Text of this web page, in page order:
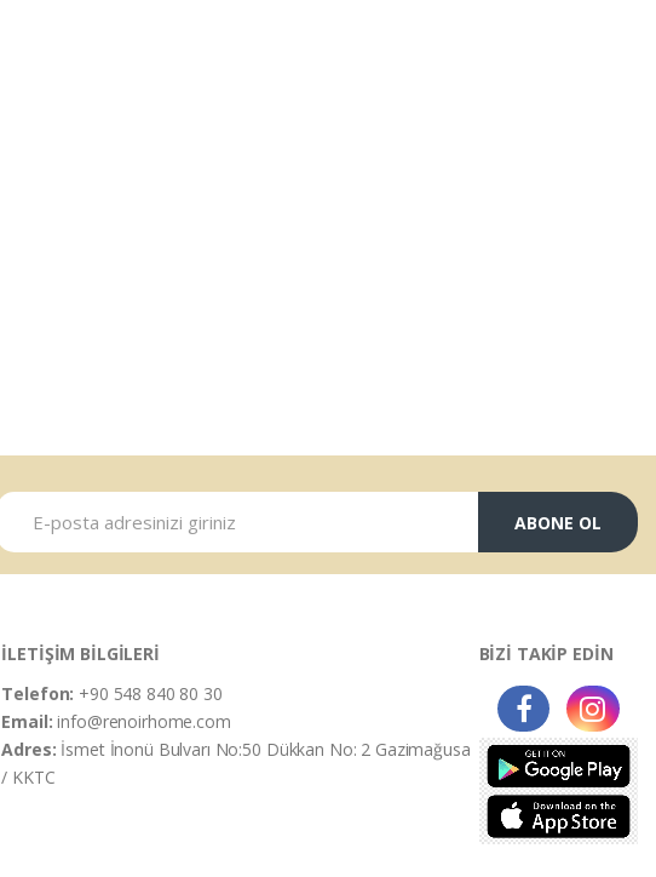
ABONE OL
İLETİŞİM BİLGİLERİ
Telefon: +90 548 840 80 30
Email:info@renoirhome.com
Adres: İsmet İnonü Bulvarı No:50 Dükkan No: 2 Gazimağusa
/ KKTC
BİZİ TAKİP EDİN